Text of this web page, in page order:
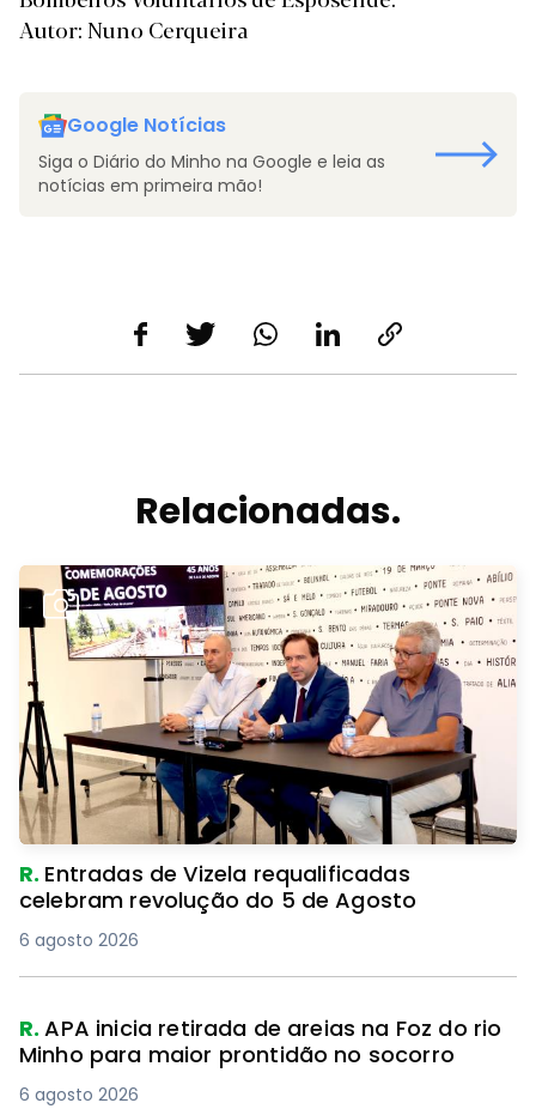
Autor: Nuno Cerqueira
Google Notícias
Siga o Diário do Minho na Google e leia as
notícias em primeira mão!
Relacionadas.
R. Entradas de Vizela requalificadas
celebram revolução do 5 de Agosto
6 agosto 2026
R.APA inicia retirada de areias na Foz do rio
Minho para maior prontidão no socorro
6 agosto 2026